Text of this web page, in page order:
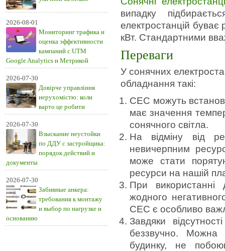
2026-08-01
Мониторинг трафика и
оценка эффективности
кампаний с UTM
Google Analytics и Метрикой
2026-07-30
Довірче управління
нерухомістю: коли
варто це робити
2026-07-30
Взыскание неустойки
по ДДУ с застройщика:
порядок действий и
документы
2026-07-30
Забивные анкера:
требования к монтажу
и выбор по нагрузке и
основанию
випадку
електростанцій буває
кВт. Стандартними
Переваги
У сонячних
обладнання такі:
СЕС можуть
має значення
сонячного світла.
На відміну від
невичерпним
може стати
ресурси на нашій
При використанні
жодного
СЕС є особливо
Завдяки
беззвучно. Можна
будинку, не